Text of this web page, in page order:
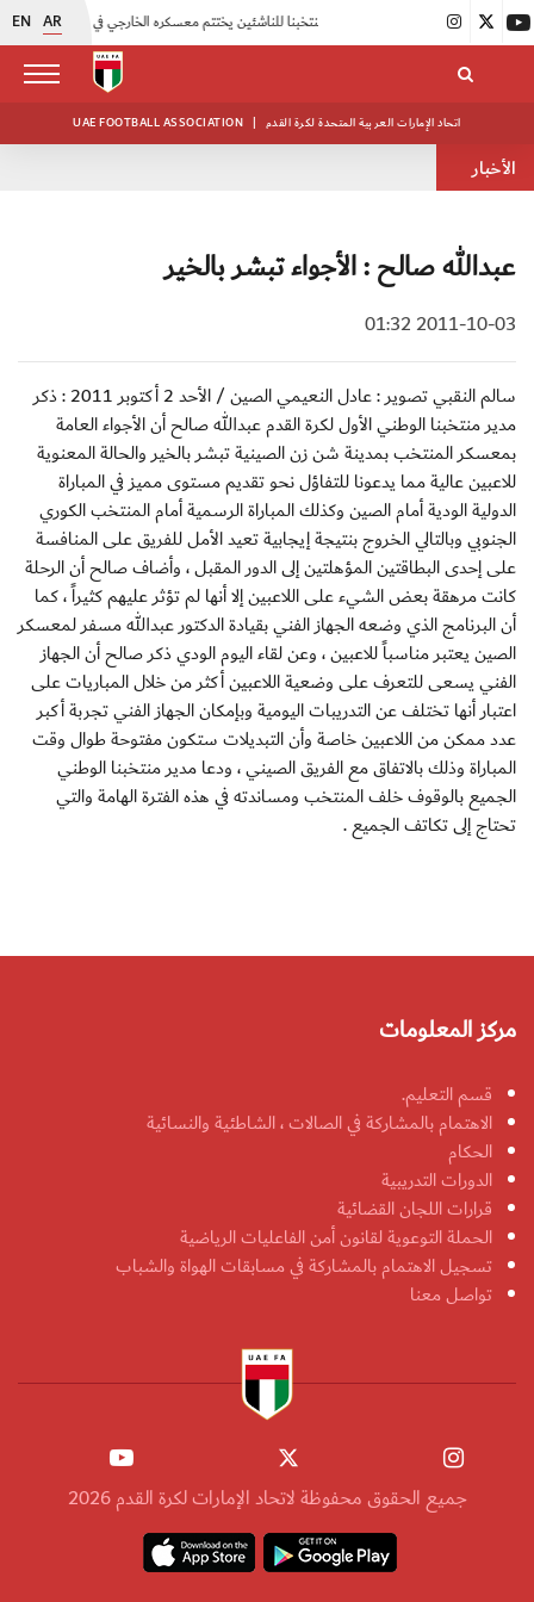
EN AR
اتحاد الكرة يُنظم ورشة عمل للمراقبين المعتمدين |
UAE FOOTBALL ASSOCIATION | اتحاد الإمارات العربية المتحدة لكرة القدم
الأخبار
عبدالله صالح : الأجواء تبشر بالخير
2011-10-03 01:32
سالم النقبي تصوير : عادل النعيمي الصين / الأحد 2 أكتوبر 2011 : ذكر
مدير منتخبنا الوطني الأول لكرة القدم عبدالله صالح أن الأجواء العامة
بمعسكر المنتخب بمدينة شن زن الصينية تبشر بالخير والحالة المعنوية
للاعبين عالية مما يدعونا للتفاؤل نحو تقديم مستوى مميز في المباراة
الدولية الودية أمام الصين وكذلك المباراة الرسمية أمام المنتخب الكوري
الجنوبي وبالتالي الخروج بنتيجة إيجابية تعيد الأمل للفريق على المنافسة
على إحدى البطاقتين المؤهلتين إلى الدور المقبل ، وأضاف صالح أن الرحلة
كانت مرهقة بعض الشيء على اللاعبين إلا أنها لم تؤثر عليهم كثيراً ، كما
أن البرنامج الذي وضعه الجهاز الفني بقيادة الدكتور عبدالله مسفر لمعسكر
الصين يعتبر مناسباً للاعبين ، وعن لقاء اليوم الودي ذكر صالح أن الجهاز
الفني يسعى للتعرف على وضعية اللاعبين أكثر من خلال المباريات على
اعتبار أنها تختلف عن التدريبات اليومية وبإمكان الجهاز الفني تجربة أكبر
عدد ممكن من اللاعبين خاصة وأن التبديلات ستكون مفتوحة طوال وقت
المباراة وذلك بالاتفاق مع الفريق الصيني ، ودعا مدير منتخبنا الوطني
الجميع بالوقوف خلف المنتخب ومساندته في هذه الفترة الهامة والتي
تحتاج إلى تكاتف الجميع .
مركز المعلومات
قسم التعليم.
الاهتمام بالمشاركة في الصالات ، الشاطئية والنسائية
الحكام
الدورات التدريبية
قرارات اللجان القضائية
الحملة التوعوية لقانون أمن الفاعليات الرياضية
تسجيل الاهتمام بالمشاركة في مسابقات الهواة والشباب
تواصل معنا
جميع الحقوق محفوظة لاتحاد الإمارات لكرة القدم 2026